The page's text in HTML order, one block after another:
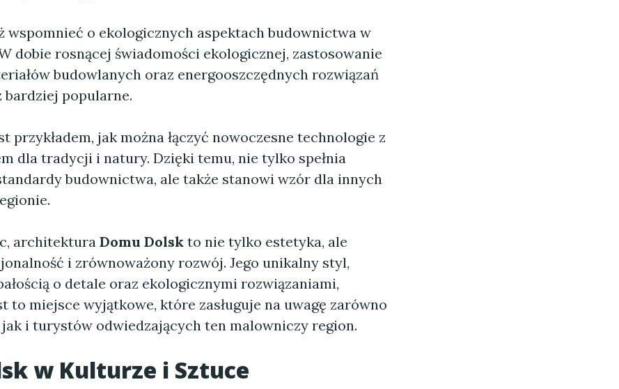
wspomnieć o ekologicznych aspektach budownictwa w
dobie rosnącej świadomości ekologicznej, zastosowanie
budowlanych oraz energooszczędnych rozwiązań
bardziej popularne.
przykładem, jak można łączyć nowoczesne technologie z
dla tradycji i natury. Dzięki temu, nie tylko spełnia
budownictwa, ale także stanowi wzór dla innych
architektura Domu Dolsk to nie tylko estetyka, ale
i zrównoważony rozwój. Jego unikalny styl,
o detale oraz ekologicznymi rozwiązaniami,
to miejsce wyjątkowe, które zasługuje na uwagę zarówno
i turystów odwiedzających ten malowniczy region.
w Kulturze i Sztuce